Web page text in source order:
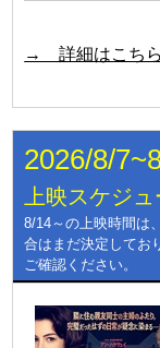
→ 詳細はこちら
2026/8/
上映スケジ
8/14～の上映時間は
合はまだ決定してお
ご確認ください。